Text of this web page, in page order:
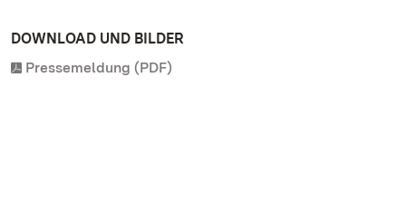
DOWNLOAD UND BILDER
Pressemeldung (PDF)